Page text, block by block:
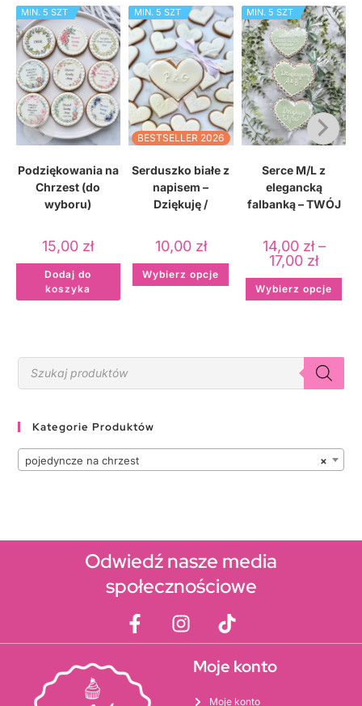
MIN. 5 SZT
Podziękowania na
Chrzest (do
wyboru)
15,00 zł
Dodaj do
koszyka
MIN. 5 SZT
BESTSELLER 2026
Serduszko białe z
napisem –
Dziękuję /
Inicjały/ Imię
10,00 zł
Wybierz opcje
MIN. 5 SZT
Serce M/L z
elegancką
falbanką – TWÓJ
14,00 zł –
17,00 zł
Wybierz opcje
Kategorie Produktów
×
pojedyncze na chrzest
Odwiedź nasze media
społecznościowe
Moje konto
Moje konto